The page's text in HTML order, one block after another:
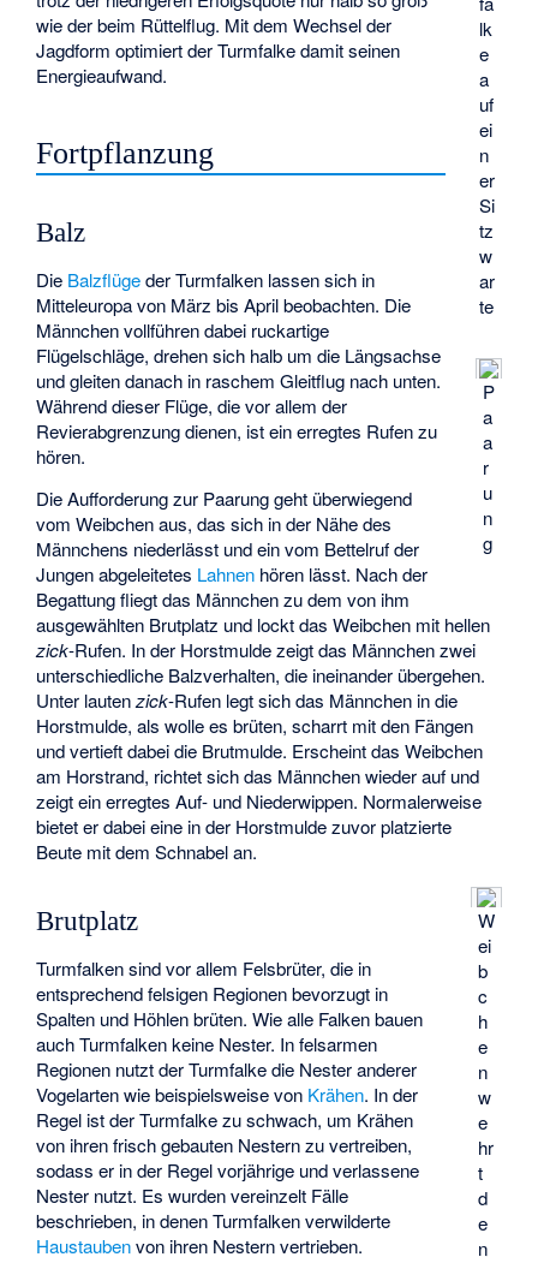
lk
e
a
uf
ei
n
er
Si
tz
w
ar
te
wie der beim Rüttelflug. Mit dem Wechsel der
Jagdform optimiert der Turmfalke damit seinen
Energieaufwand.
Fortpflanzung
P
a
a
r
u
n
g
Balz
Die Balzflügeder Turmfalken lassen sich in
Mitteleuropa von März bis April beobachten. Die
Männchen vollführen dabei ruckartige
Flügelschläge, drehen sich halb um die Längsachse
und gleiten danach in raschem Gleitflug nach unten.
Während dieser Flüge, die vor allem der
Revierabgrenzung dienen, ist ein erregtes Rufen zu
hören.
Die Aufforderung zur Paarung geht überwiegend
vom Weibchen aus, das sich in der Nähe des
Männchens niederlässt und ein vom Bettelruf der
Jungen abgeleitetes Lahnen hören lässt. Nach der
Begattung fliegt das Männchen zu dem von ihm
ausgewählten Brutplatz und lockt das Weibchen mit hellen
zick-Rufen. In der Horstmulde zeigt das Männchen zwei
unterschiedliche Balzverhalten, die ineinander übergehen.
Unter lautenzick-Rufen legt sich das Männchen in die
Horstmulde, als wolle es brüten, scharrt mit den Fängen
und vertieft dabei die Brutmulde. Erscheint das Weibchen
am Horstrand, richtet sich das Männchen wieder auf und
zeigt ein erregtes Auf- und Niederwippen. Normalerweise
bietet er dabei eine in der Horstmulde zuvor platzierte
Beute mit dem Schnabel an.
W
ei
b
c
h
e
n
w
e
hr
t
d
e
n
Brutplatz
Turmfalken sind vor allem Felsbrüter, die in
entsprechend felsigen Regionen bevorzugt in
Spalten und Höhlen brüten. Wie alle Falken bauen
auch Turmfalken keine Nester. In felsarmen
Regionen nutzt der Turmfalke die Nester anderer
Vogelarten wie beispielsweise von Krähen. In der
Regel ist der Turmfalke zu schwach, um Krähen
von ihren frisch gebauten Nestern zu vertreiben,
sodass er in der Regel vorjährige und verlassene
Nester nutzt. Es wurden vereinzelt Fälle
beschrieben, in denen Turmfalken verwilderte
Haustaubenvon ihren Nestern vertrieben.